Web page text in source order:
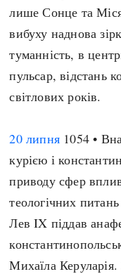
лише Сонце та
вибуху наднова
туманність, в
пульсар, відстань
світлових років.
20 липня 1054 •
курією і
приводу сфер
теологічних
Лев IX піддав
Михаїла